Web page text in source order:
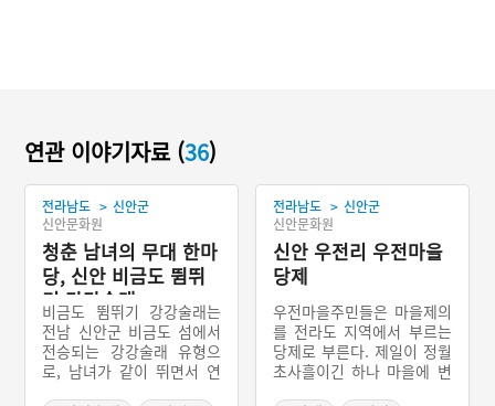
연관 이야기자료 (36)
전라남도 > 신안군
신안문화원
청춘 남녀의 무대 한마
당, 신안 비금도 뜀뛰
기 강강술래
비금도 뜀뛰기 강강술래는
전남 신안군 비금도 섬에서
전승되는 강강술래 유형으
로, 남녀가 같이 뛰면서 연
전라남도 > 신안군
신안문화원
신안 우전리 우전마을
당제
우전마을주민들은 마을제의
를 전라도 지역에서 부르는
당제로 부른다. 제일이 정월
초사흘이긴 하나 마을에 변